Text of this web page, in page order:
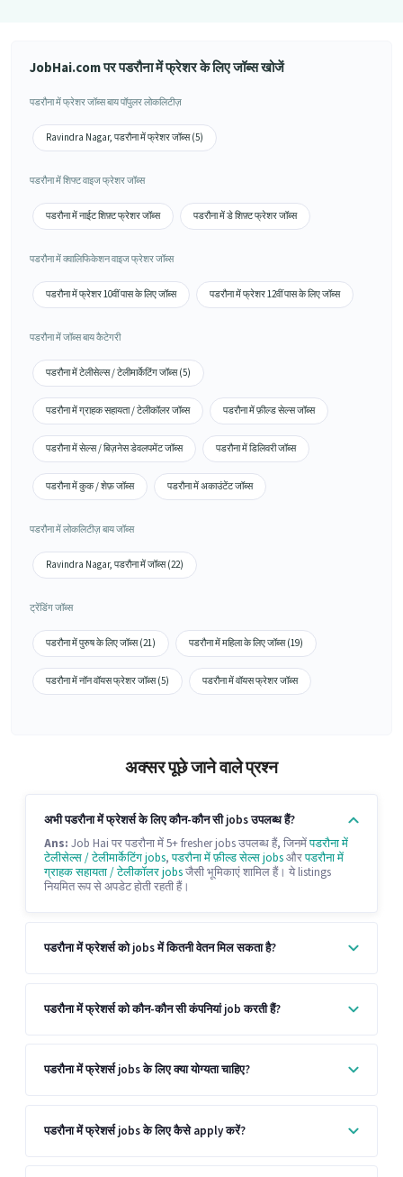
JobHai.com पर पडरौना में फ्रेशर के लिए जॉब्स खोजें
पडरौना में फ्रेशर जॉब्स बाय पॉपुलर लोकलिटीज़
Ravindra Nagar, पडरौना में फ्रेशर जॉब्स (5)
पडरौना में शिफ्ट वाइज फ्रेशर जॉब्स
पडरौना में नाईट शिफ़्ट फ्रेशर जॉब्स पडरौना में डे शिफ़्ट फ्रेशर जॉब्स
पडरौना में क्वालिफिकेशन वाइज फ्रेशर जॉब्स
पडरौना में फ्रेशर 10वीं पास के लिए जॉब्स पडरौना में फ्रेशर 12वीं पास के लिए जॉब्स
पडरौना में जॉब्स बाय कैटेगरी
पडरौना में टेलीसेल्स / टेलीमार्केटिंग जॉब्स (5)
पडरौना में ग्राहक सहायता / टेलीकॉलर जॉब्स पडरौना में फ़ील्ड सेल्स जॉब्स
पडरौना में सेल्स / बिज़नेस डेवलपमेंट जॉब्स पडरौना में डिलिवरी जॉब्स
पडरौना में कुक / शेफ़ जॉब्स पडरौना में अकाउंटेंट जॉब्स
पडरौना में लोकलिटीज़ बाय जॉब्स
Ravindra Nagar, पडरौना में जॉब्स (22)
ट्रेंडिंग जॉब्स
पडरौना में पुरुष के लिए जॉब्स (21) पडरौना में महिला के लिए जॉब्स (19)
पडरौना में नॉन वॉयस फ्रेशर जॉब्स (5) पडरौना में वॉयस फ्रेशर जॉब्स
अक्सर पूछे जाने वाले प्रश्न
अभी पडरौना में फ्रेशर्स के लिए कौन-कौन सी jobs उपलब्ध हैं?
Ans: Job Hai पर पडरौना में 5+ fresher jobs उपलब्ध हैं, जिनमेंपडरौना में
टेलीसेल्स / टेलीमार्केटिंग jobs,पडरौना में फ़ील्ड सेल्स jobsऔरपडरौना में
ग्राहक सहायता / टेलीकॉलर jobsजैसी भूमिकाएं शामिल हैं। ये listings
नियमित रूप से अपडेट होती रहती हैं।
पडरौना में फ्रेशर्स को jobs में कितनी वेतन मिल सकता है?
पडरौना में फ्रेशर्स को कौन-कौन सी कंपनियां job करती हैं?
पडरौना में फ्रेशर्स jobs के लिए क्या योग्यता चाहिए?
पडरौना में फ्रेशर्स jobs के लिए कैसे apply करें?